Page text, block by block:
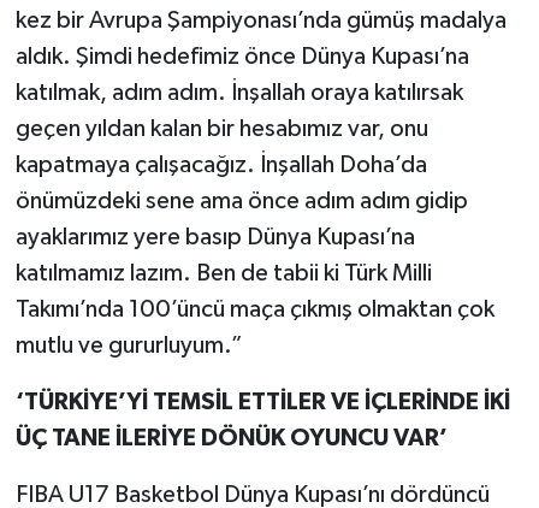
kez bir Avrupa Şampiyonası’nda gümüş madalya
aldık. Şimdi hedefimiz önce Dünya Kupası’na
katılmak, adım adım. İnşallah oraya katılırsak
geçen yıldan kalan bir hesabımız var, onu
kapatmaya çalışacağız. İnşallah Doha’da
önümüzdeki sene ama önce adım adım gidip
ayaklarımız yere basıp Dünya Kupası’na
katılmamız lazım. Ben de tabii ki Türk Milli
Takımı’nda 100’üncü maça çıkmış olmaktan çok
mutlu ve gururluyum.”
‘TÜRKİYE’Yİ TEMSİL ETTİLER VE İÇLERİNDE İKİ
ÜÇ TANE İLERİYE DÖNÜK OYUNCU VAR’
FIBA U17 Basketbol Dünya Kupası’nı dördüncü